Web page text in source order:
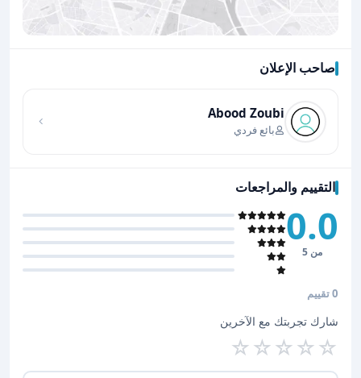
صاحب الإعلان
Abood Zoubi
بائع فردي
التقييم والمراجعات
0.0
من 5
0 تقييم
شارك تجربتك مع الآخرين
☆
☆
☆
☆
☆